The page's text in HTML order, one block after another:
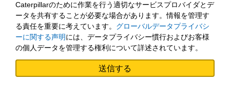
Caterpillarのために作業を行う適切なサービスプロバイダとデ
ータを共有することが必要な場合があります。情報を管理す
る責任を重要に考えています。 グローバルデータプライバシ
ーに関する声明には、データプライバシー慣行およびお客様
の個人データを管理する権利について詳述されています。